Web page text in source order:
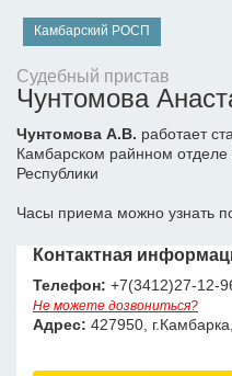
Камбарский РОСП
Судебный пристав
Чунтомова
Чунтомова А.В. работает
Камбарском райнном отделе
Республики
Часы приема можно узнать
Контактная
Телефон: +7(3412)27-12-
Не можете дозвониться?
Адрес: 427950,